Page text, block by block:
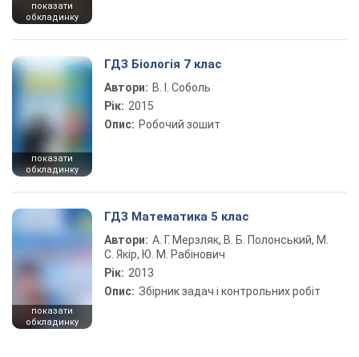
показати
обкладинку
показати
обкладинку
ГДЗ Біологія 7 клас
Автори: В. І. Соболь
Рік: 2015
Опис: Робочий зошит
показати
обкладинку
ГДЗ Математика 5 клас
Автори: А. Г. Мерзляк, В. Б. Полонський, М.
С. Якір, Ю. М. Рабінович
Рік: 2013
Опис: Збірник задач і контрольних робіт